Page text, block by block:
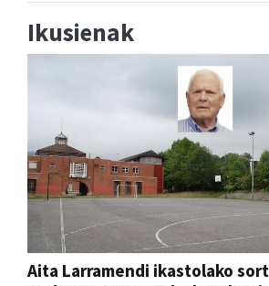
Ikusienak
Aita Larramendi ikastolako